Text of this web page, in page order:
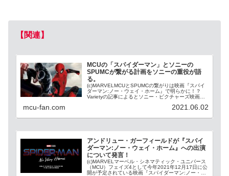
【関連】
MCUの「スパイダーマン」とソニーの
SPUMCが繋がる計画をソニーの重役が語
る。
(c)MARVELMCUとSPUMCの繋がりは映画『スパイ
ダーマン:ノー・ウェイ・ホーム』で明らかに！？
Varietyの記事によるとソニー・ピクチャーズ映画グ
展開するスパイダーマンシリーズのキャ...
mcu-fan.com 2021.06.02
アンドリュー・ガーフィールドが『スパイ
ダーマン:ノー・ウェイ・ホーム』への出演
について発言！
(c)MARVELマーベル・シネマティック・ユニバース
（MCU）フェイズ4として今年2021年12月17日に公
開が予定されている映画『スパイダーマン:ノー・ウ